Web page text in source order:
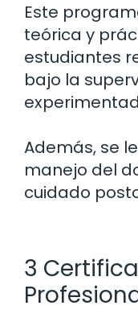
Este
teórica y
estudiantes
bajo la
Además, se
manejo del
cuidado
3